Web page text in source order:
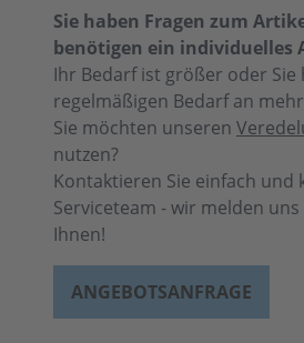
Sie haben Fragen zum
benötigen ein individuelles
Ihr Bedarf ist größer oder Sie
regelmäßigen Bedarf an
Sie möchten unseren
nutzen?
Kontaktieren Sie einfach und
Serviceteam - wir melden
Ihnen!
ANGEBOTSANFRAGE